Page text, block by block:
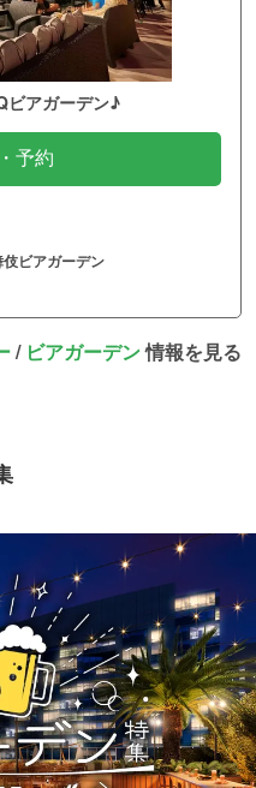
ビアガーデン♪
予約
ビアガーデン
/ ビアガーデン情報を見る